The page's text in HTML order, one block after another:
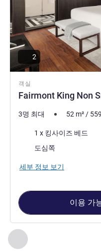
이전 - 객실
3 페이지 , 객실 1 :
객실
Fairmont King Non
2
3명 최대 52 m²/ 559
1 x 킹사이즈 베드
도심쪽
세부 정보 보기
이용 가